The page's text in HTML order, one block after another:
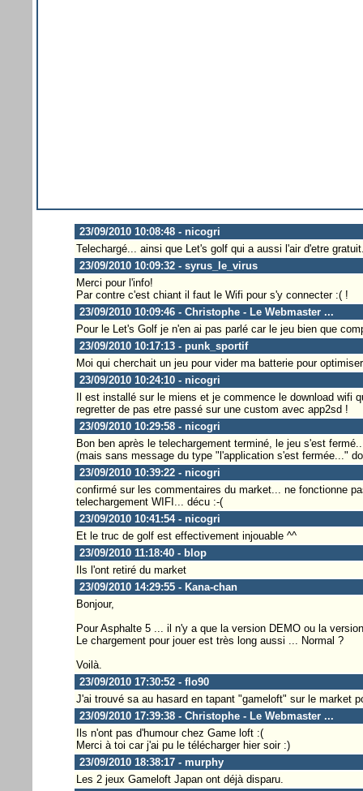
23/09/2010 10:08:48 - nicogri
Telechargé... ainsi que Let's golf qui a aussi l'air d'etre
23/09/2010 10:09:32 - syrus_le_virus
Merci pour l'info!
Par contre c'est chiant il faut le Wifi pour s'y connecter :( !
23/09/2010 10:09:46 - Christophe - Le Webmaster ...
Pour le Let's Golf je n'en ai pas parlé car le jeu bien que
23/09/2010 10:17:13 - punk_sportif
Moi qui cherchait un jeu pour vider ma batterie pour
23/09/2010 10:24:10 - nicogri
Il est installé sur le miens et je commence le download wifi
regretter de pas etre passé sur une custom avec app2sd !
23/09/2010 10:29:58 - nicogri
Bon ben après le telechargement terminé, le jeu s'est
(mais sans message du type "l'application s'est fermée..."
23/09/2010 10:39:22 - nicogri
confirmé sur les commentaires du market... ne fonctionne
telechargement WIFI... décu :-(
23/09/2010 10:41:54 - nicogri
Et le truc de golf est effectivement injouable ^^
23/09/2010 11:18:40 - blop
Ils l'ont retiré du market
23/09/2010 14:29:55 - Kana-chan
Bonjour,
Pour Asphalte 5 ... il n'y a que la version DEMO ou la
Le chargement pour jouer est très long aussi ... Normal ?
Voilà.
23/09/2010 17:30:52 - flo90
J'ai trouvé sa au hasard en tapant "gameloft" sur le market
23/09/2010 17:39:38 - Christophe - Le Webmaster ...
Ils n'ont pas d'humour chez Game loft :(
Merci à toi car j'ai pu le télécharger hier soir :)
23/09/2010 18:38:17 - murphy
Les 2 jeux Gameloft Japan ont déjà disparu.